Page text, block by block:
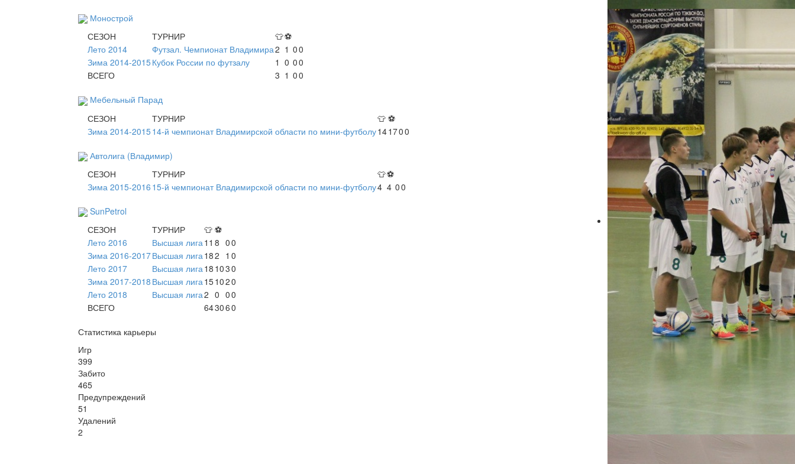
Монострой
СЕЗОН
ТУРНИР 👕⚽
Лето 2014
Футзал. Чемпионат Владимира2 1 00
Зима 2014-2015Кубок России по футзалу 1 0 00
ВСЕГО
3 1 00
Мебельный Парад
СЕЗОН
ТУРНИР 👕 ⚽
Зима 2014-201514-й чемпионат Владимирской области по мини-футболу141700
Автолига (Владимир)
СЕЗОН
ТУРНИР 👕⚽
Зима 2015-2016 15-й чемпионат Владимирской области по мини-футболу4 4 00
SunPetrol
СЕЗОН
ТУРНИР 👕 ⚽
Лето 2016
Высшая лига11 8 00
Зима 2016-2017Высшая лига182 1 0
Лето 2017
Высшая лига18 1030
Зима 2017-2018 Высшая лига151020
Лето 2018
Высшая лига2 0 00
ВСЕГО
643060
Статистика карьеры
Игр
399
Забито
465
Предупреждений
51
Удалений
2